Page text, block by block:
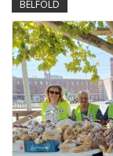
BELFÖLD